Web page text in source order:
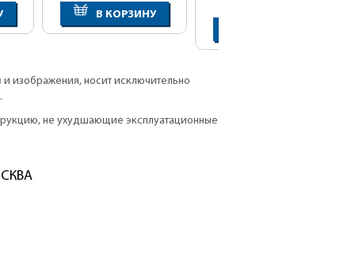
В КОРЗИНУ
изображения, носит исключительно
не ухудшающие эксплуатационные